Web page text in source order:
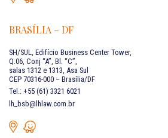
BRASÍLIA – DF
SH/SUL, Edifício Business Center Tower,
Q.06, Conj “A”, Bl. “C”,
salas 1312 e 1313, Asa Sul
CEP 70316-000 – Brasília/DF
Tel.: +55 (61) 3321 6021
lh_bsb@lhlaw.com.br